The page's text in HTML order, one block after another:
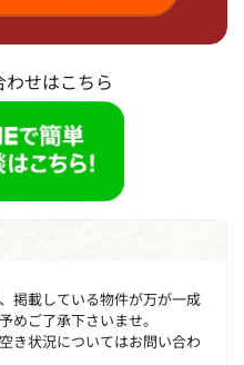
せはこちら
掲載している物件が万が一成
めご了承下さいませ。
き状況についてはお問い合わ